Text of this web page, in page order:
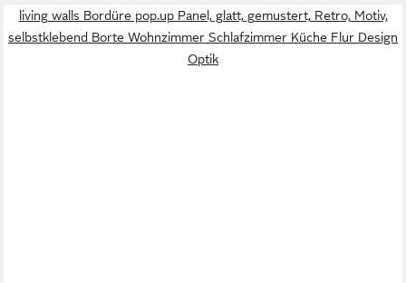
living walls Bordüre pop.up Panel, glatt, gemustert, Retro, Motiv,
selbstklebend Borte Wohnzimmer Schlafzimmer Küche Flur Design
Optik